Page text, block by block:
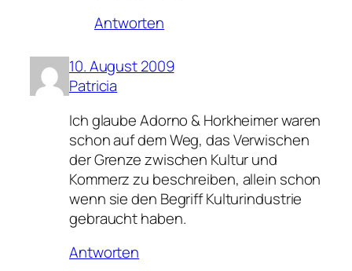
Antworten
10. August 2009
Patricia
Ich glaube Adorno & Horkheimer waren
schon auf dem Weg, das Verwischen
der Grenze zwischen Kultur und
Kommerz zu beschreiben, allein schon
wenn sie den Begriff Kulturindustrie
gebraucht haben.
Antworten